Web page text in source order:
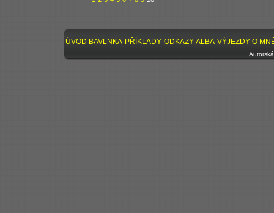
ÚVOD BAVLNKA PŘÍKLADY ODKAZY ALBA VÝJEZDY O